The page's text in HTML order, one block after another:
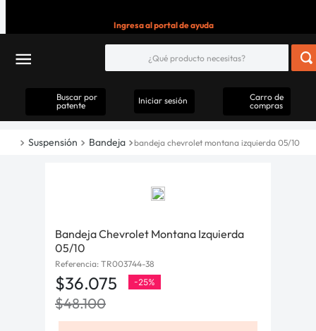
Ingresa al portal de ayuda
Buscar por
patente
Iniciar sesión
Carro de
compras
Suspensión Bandeja bandeja chevrolet montana izquierda 05/10
Bandeja Chevrolet Montana Izquierda
05/10
Referencia: TR003744-38
$36.075 -25%
$48.100